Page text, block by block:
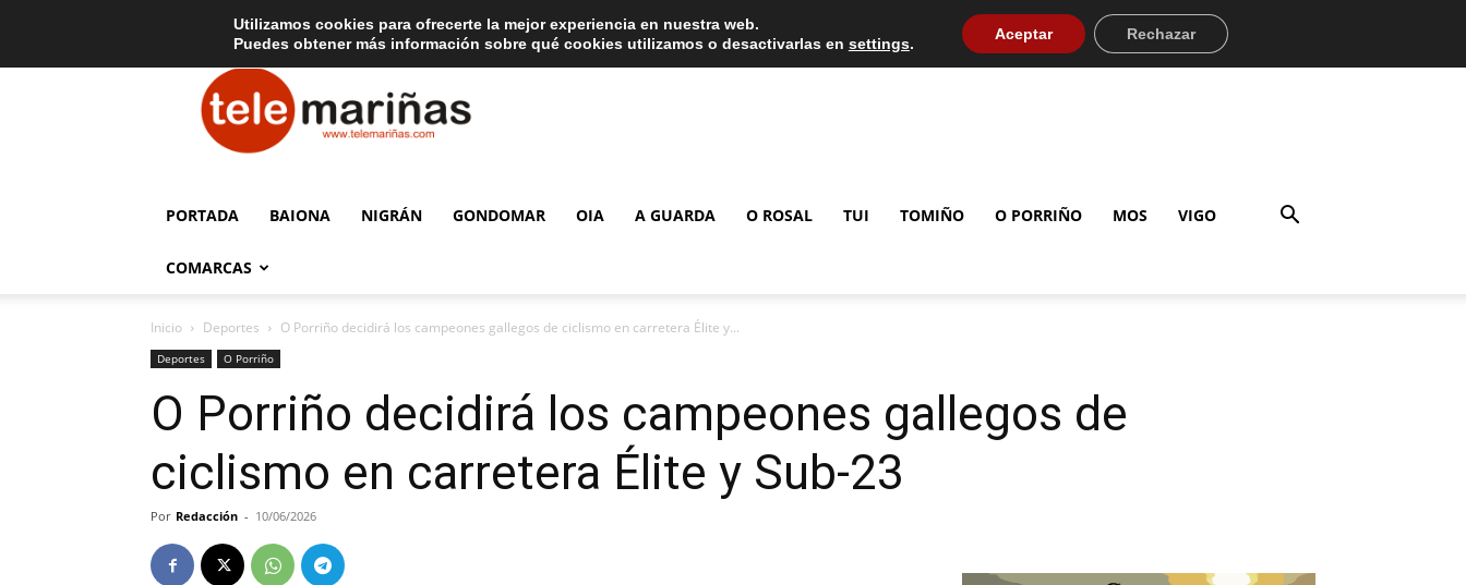
Tarifas de publicidad
Telemariñas
PORTADA BAIONA NIGRÁN GONDOMAR OIA A GUARDA O ROSAL TUI TOMIÑO O PORRIÑO MOS VIGO
COMARCAS
Inicio Deportes O Porriño decidirá los campeones gallegos de ciclismo en carretera Élite y...
Deportes O Porriño
O Porriño decidirá los campeones gallegos de
ciclismo en carretera Élite y Sub-23
Por Redacción - 10/06/2026
Utilizamos cookies para ofrecerte la mejor experiencia en nuestra web.
Puedes obtener más información sobre qué cookies utilizamos o desactivarlas en settings.
Aceptar Rechazar